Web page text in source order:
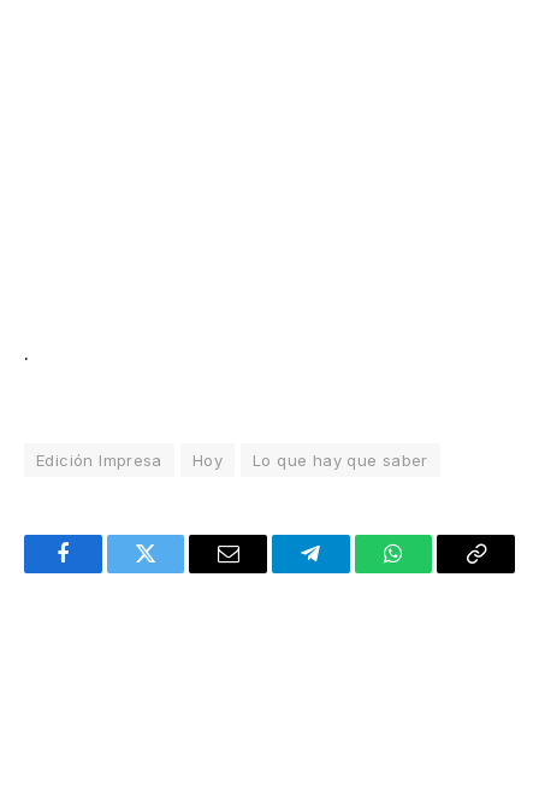
.
Edición Impresa Hoy Lo que hay que saber
FacebookTwitter Email TelegramWhatsAppCopy